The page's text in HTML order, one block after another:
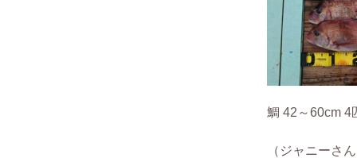
鯛 42～60cm 4
（ジャニーさ